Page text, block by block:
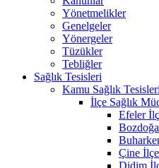
Yönetmelikler
Genelgeler
Yönergeler
Tüzükler
Tebliğler
Sağlık Tesisleri
Kamu Sağlık Tesisleri
İlçe Sağlık
Efeler
Çine
Didim